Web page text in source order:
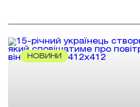
НОВИНИ